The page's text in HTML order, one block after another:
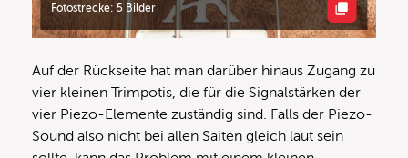
Fotostrecke: 5 Bilder
Auf der Rückseite hat man darüber hinaus Zugang zu
vier kleinen Trimpotis, die für die Signalstärken der
vier Piezo-Elemente zuständig sind. Falls der Piezo-
Sound also nicht bei allen Saiten gleich laut sein